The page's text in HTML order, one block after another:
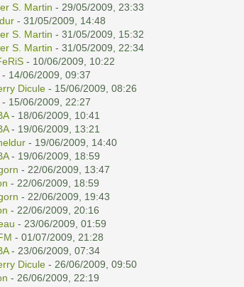
S. Martin - 29/05/2009, 23:33
- 31/05/2009, 14:48
S. Martin - 31/05/2009, 15:32
S. Martin - 31/05/2009, 22:34
- 10/06/2009, 10:22
14/06/2009, 09:37
Dicule- 15/06/2009, 08:26
15/06/2009, 22:27
- 18/06/2009, 10:41
- 19/06/2009, 13:21
- 19/06/2009, 14:40
- 19/06/2009, 18:59
- 22/06/2009, 13:47
- 22/06/2009, 18:59
- 22/06/2009, 19:43
- 22/06/2009, 20:16
- 23/06/2009, 01:59
- 01/07/2009, 21:28
- 23/06/2009, 07:34
Dicule- 26/06/2009, 09:50
- 26/06/2009, 22:19